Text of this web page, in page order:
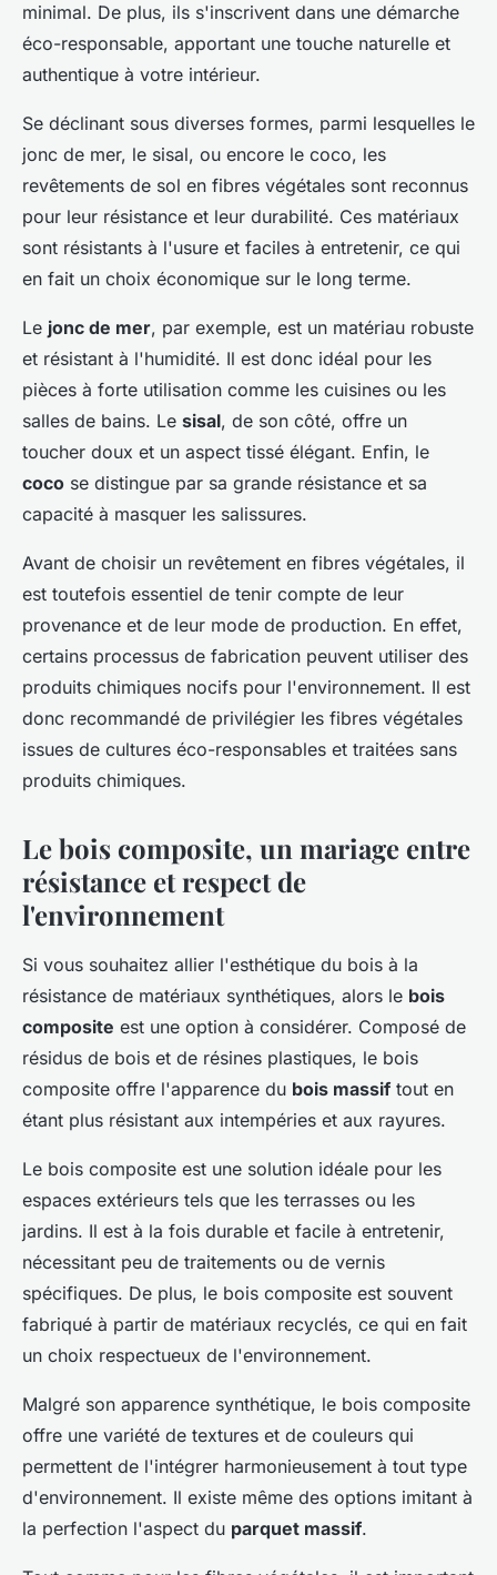
minimal. De plus, ils s'inscrivent dans une démarche
éco-responsable, apportant une touche naturelle et
authentique à votre intérieur.
Se déclinant sous diverses formes, parmi lesquelles le
jonc de mer, le sisal, ou encore le coco, les
revêtements de sol en fibres végétales sont reconnus
pour leur résistance et leur durabilité. Ces matériaux
sont résistants à l'usure et faciles à entretenir, ce qui
en fait un choix économique sur le long terme.
Le jonc de mer, par exemple, est un matériau robuste
et résistant à l'humidité. Il est donc idéal pour les
pièces à forte utilisation comme les cuisines ou les
salles de bains. Le sisal, de son côté, offre un
toucher doux et un aspect tissé élégant. Enfin, le
coco se distingue par sa grande résistance et sa
capacité à masquer les salissures.
Avant de choisir un revêtement en fibres végétales, il
est toutefois essentiel de tenir compte de leur
provenance et de leur mode de production. En effet,
certains processus de fabrication peuvent utiliser des
produits chimiques nocifs pour l'environnement. Il est
donc recommandé de privilégier les fibres végétales
issues de cultures éco-responsables et traitées sans
produits chimiques.
Le bois composite, un mariage entre
résistance et respect de
l'environnement
Si vous souhaitez allier l'esthétique du bois à la
résistance de matériaux synthétiques, alors le bois
composite est une option à considérer. Composé de
résidus de bois et de résines plastiques, le bois
composite offre l'apparence du bois massif tout en
étant plus résistant aux intempéries et aux rayures.
Le bois composite est une solution idéale pour les
espaces extérieurs tels que les terrasses ou les
jardins. Il est à la fois durable et facile à entretenir,
nécessitant peu de traitements ou de vernis
spécifiques. De plus, le bois composite est souvent
fabriqué à partir de matériaux recyclés, ce qui en fait
un choix respectueux de l'environnement.
Malgré son apparence synthétique, le bois composite
offre une variété de textures et de couleurs qui
permettent de l'intégrer harmonieusement à tout type
d'environnement. Il existe même des options imitant à
la perfection l'aspect du parquet massif.